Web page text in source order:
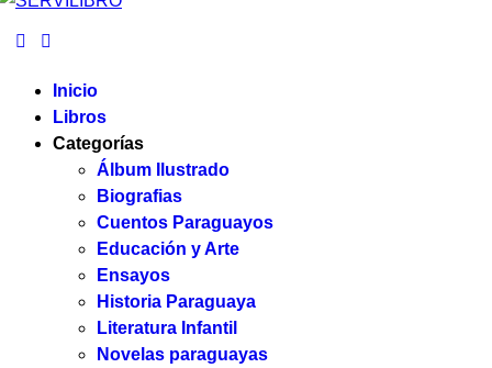
Inicio
Libros
Categorías
Álbum Ilustrado
Biografias
Cuentos Paraguayos
Educación y Arte
Ensayos
Historia Paraguaya
Literatura Infantil
Novelas paraguayas